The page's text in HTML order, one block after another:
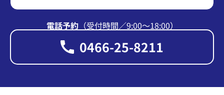
電話予約（受付時間∕9:00〜18:00）
0466-25-8211